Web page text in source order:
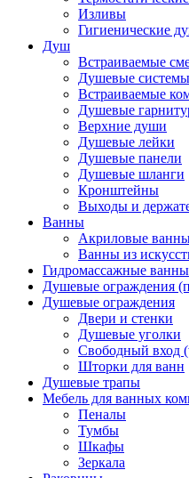
Изливы
Гигиенические
Душ
Встраиваемые
Душевые системы
Встраиваемые
Душевые
Верхние души
Душевые лейки
Душевые панели
Душевые шланги
Кронштейны
Выходы и
Ванны
Акриловые
Ванны из
Гидромассажные ванны
Душевые ограждения
Душевые ограждения
Двери и стенки
Душевые уголки
Свободный вход
Шторки для ванн
Душевые трапы
Мебель для ванных
Пеналы
Тумбы
Шкафы
Зеркала